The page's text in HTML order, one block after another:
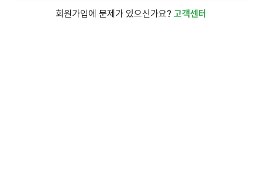
회원가입에 문제가 있으신가요? 고객센터